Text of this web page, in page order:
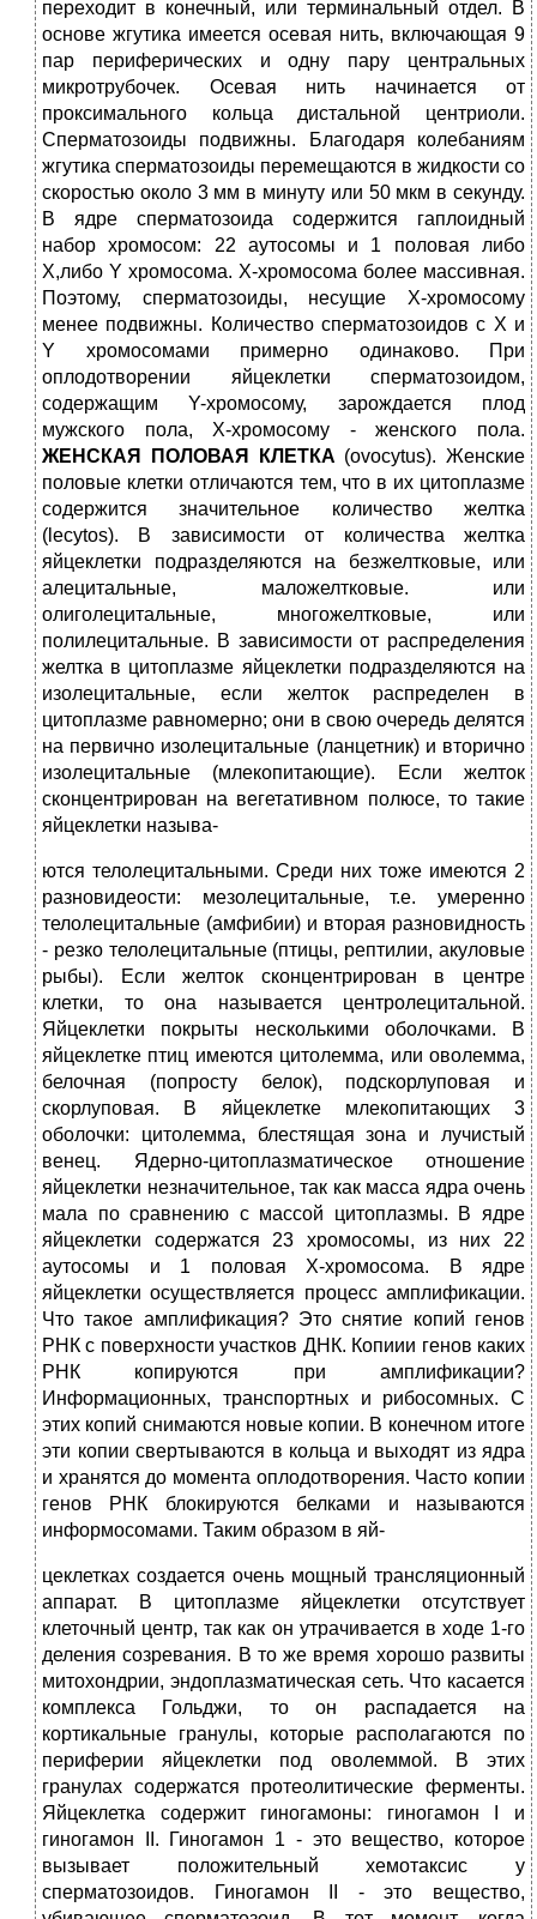
переходит в конечный, или терминальный отдел. В
основе жгутика имеется осевая нить, включающая 9
пар периферических и одну пару центральных
микротрубочек. Осевая нить начинается от
проксимального кольца дистальной центриоли.
Сперматозоиды подвижны. Благодаря колебаниям
жгутика сперматозоиды перемещаются в жидкости со
скоростью около 3 мм в минуту или 50 мкм в секунду.
В ядре сперматозоида содержится гаплоидный
набор хромосом: 22 аутосомы и 1 половая либо
Х,либо Y хромосома. Х-хромосома более массивная.
Поэтому, сперматозоиды, несущие Х-хромосому
менее подвижны. Количество сперматозоидов с Х и
Y хромосомами примерно одинаково. При
оплодотворении яйцеклетки сперматозоидом,
содержащим Y-хромосому, зарождается плод
мужского пола, Х-хромосому - женского пола.
ЖЕНСКАЯ ПОЛОВАЯ КЛЕТКА (ovocytus). Женские
половые клетки отличаются тем, что в их цитоплазме
содержится значительное количество желтка
(lecytos). В зависимости от количества желтка
яйцеклетки подразделяются на безжелтковые, или
алецитальные, маложелтковые. или
олиголецитальные, многожелтковые, или
полилецитальные. В зависимости от распределения
желтка в цитоплазме яйцеклетки подразделяются на
изолецитальные, если желток распределен в
цитоплазме равномерно; они в свою очередь делятся
на первично изолецитальные (ланцетник) и вторично
изолецитальные (млекопитающие). Если желток
сконцентрирован на вегетативном полюсе, то такие
яйцеклетки называ-
ются телолецитальными. Среди них тоже имеются 2
разновидеости: мезолецитальные, т.е. умеренно
телолецитальные (амфибии) и вторая разновидность
- резко телолецитальные (птицы, рептилии, акуловые
рыбы). Если желток сконцентрирован в центре
клетки, то она называется центролецитальной.
Яйцеклетки покрыты несколькими оболочками. В
яйцеклетке птиц имеются цитолемма, или оволемма,
белочная (попросту белок), подскорлуповая и
скорлуповая. В яйцеклетке млекопитающих 3
оболочки: цитолемма, блестящая зона и лучистый
венец. Ядерно-цитоплазматическое отношение
яйцеклетки незначительное, так как масса ядра очень
мала по сравнению с массой цитоплазмы. В ядре
яйцеклетки содержатся 23 хромосомы, из них 22
аутосомы и 1 половая Х-хромосома. В ядре
яйцеклетки осуществляется процесс амплификации.
Что такое амплификация? Это снятие копий генов
РНК с поверхности участков ДНК. Копиии генов каких
РНК копируются при амплификации?
Информационных, транспортных и рибосомных. С
этих копий снимаются новые копии. В конечном итоге
эти копии свертываются в кольца и выходят из ядра
и хранятся до момента оплодотворения. Часто копии
генов РНК блокируются белками и называются
информосомами. Таким образом в яй-
цеклетках создается очень мощный трансляционный
аппарат. В цитоплазме яйцеклетки отсутствует
клеточный центр, так как он утрачивается в ходе 1-го
деления созревания. В то же время хорошо развиты
митохондрии, эндоплазматическая сеть. Что касается
комплекса Гольджи, то он распадается на
кортикальные гранулы, которые располагаются по
периферии яйцеклетки под оволеммой. В этих
гранулах содержатся протеолитические ферменты.
Яйцеклетка содержит гиногамоны: гиногамон I и
гиногамон II. Гиногамон 1 - это вещество, которое
вызывает положительный хемотаксис у
сперматозоидов. Гиногамон II - это вещество,